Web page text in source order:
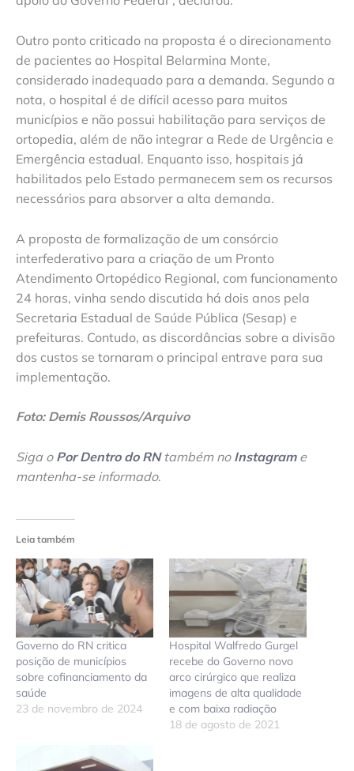
Outro ponto criticado na proposta é o direcionamento
de pacientes ao Hospital Belarmina Monte,
considerado inadequado para a demanda. Segundo a
nota, o hospital é de difícil acesso para muitos
municípios e não possui habilitação para serviços de
ortopedia, além de não integrar a Rede de Urgência e
Emergência estadual. Enquanto isso, hospitais já
habilitados pelo Estado permanecem sem os recursos
necessários para absorver a alta demanda.
A proposta de formalização de um consórcio
interfederativo para a criação de um Pronto
Atendimento Ortopédico Regional, com funcionamento
24 horas, vinha sendo discutida há dois anos pela
Secretaria Estadual de Saúde Pública (Sesap) e
prefeituras. Contudo, as discordâncias sobre a divisão
dos custos se tornaram o principal entrave para sua
implementação.
Foto: Demis Roussos/Arquivo
Siga o Por Dentro do RNtambém no Instagrame
mantenha-se informado.
Leia também
Governo do RN critica
posição de municípios
sobre cofinanciamento da
saúde
23 de novembro de 2024
Hospital Walfredo Gurgel
recebe do Governo novo
arco cirúrgico que realiza
imagens de alta qualidade
e com baixa radiação
18 de agosto de 2021